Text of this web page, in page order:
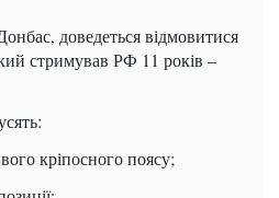
доведеться відмовитися
стримував РФ 11 років –
кріпосного поясу;